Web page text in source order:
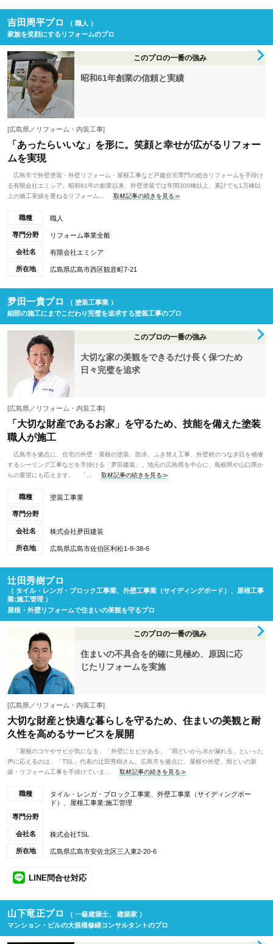
吉田周平プロ
（ 職人 ）
家族を笑顔にするリフォームのプロ
このプロの一番の強み
昭和61年創業の信頼と実績
[広島県／リフォーム・内装工事]
「あったらいいな」を形に。笑顔と幸せが広がるリフォー
ムを実現
広島市で外壁塗装・外壁リフォーム・屋根工事など戸建住宅専門の総合リフォームを手掛け
る有限会社エミシア。昭和61年の創業以来、外壁塗装では年間300棟以上、累計でも1万棟以
上の施工実績を重ねるリフォーム...
取材記事の続きを見る≫
職種 職人
専門分野 リフォーム事業全般
会社名 有限会社エミシア
所在地 広島県広島市西区観音町7-21
夛田一貴プロ
（ 塗装工事業 ）
細部の施工にまでこだわり完璧を追求する塗装工事のプロ
このプロの一番の強み
大切な家の美観をできるだけ長く保つため
日々完璧を追求
[広島県／リフォーム・内装工事]
「大切な財産であるお家」を守るため、技能を備えた塗装
職人が施工
広島市を拠点に、住宅の外壁・屋根の塗装、防水、ふき替え工事、外壁材のつなぎ目を補修
するシーリング工事などを手掛ける「夛田建装」。地元の広島県を中心に、島根県や山口県か
らの要望にも応えます。 「...
取材記事の続きを見る≫
職種 塗装工事業
専門分野
会社名 株式会社夛田建装
所在地 広島県広島市佐伯区利松1-8-38-6
辻田秀樹プロ
（ タイル・レンガ・ブロック工事業、外壁工事業（サイディングボード）、屋根工事
業:施工管理 ）
屋根・外壁リフォームで住まいの美観を守るプロ
このプロの一番の強み
住まいの不具合を的確に見極め、原因に応
じたリフォームを実施
[広島県／リフォーム・内装工事]
大切な財産と快適な暮らしを守るため、住まいの美観と耐
久性を高めるサービスを展開
「屋根のコケやサビが気になる」「外壁にヒビがある」「雨どいから水が漏れる」といった
声に応えるのは、「TSL」代表の辻田秀樹さん。広島市を拠点に、屋根や外壁、雨どいの新
築・リフォーム工事を手掛けていま...
取材記事の続きを見る≫
職種
タイル・レンガ・ブロック工事業、外壁工事業（サイディングボー
ド）、屋根工事業:施工管理
専門分野
会社名 株式会社TSL
所在地 広島県広島市安佐北区三入東2-20-6
LINE問合せ対応
山下竜正プロ
（ 一級建築士、 建築家 ）
マンション・ビルの大規模修繕コンサルタントのプロ